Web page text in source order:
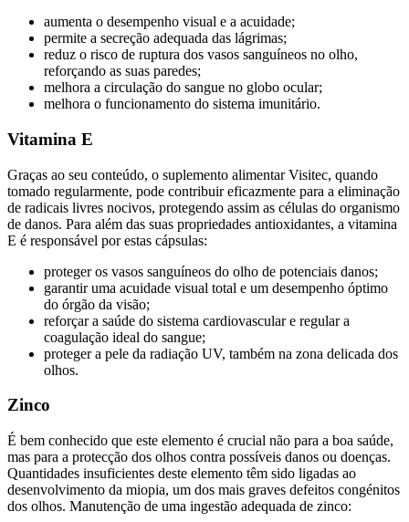
aumenta o desempenho visual e a acuidade;
permite a secreção adequada das lágrimas;
reduz o risco de ruptura dos vasos sanguíneos no olho,
reforçando as suas paredes;
melhora a circulação do sangue no globo ocular;
melhora o funcionamento do sistema imunitário.
Vitamina E
Graças ao seu conteúdo, o suplemento alimentar Visitec, quando
tomado regularmente, pode contribuir eficazmente para a eliminação
de radicais livres nocivos, protegendo assim as células do organismo
de danos. Para além das suas propriedades antioxidantes, a vitamina
E é responsável por estas cápsulas:
proteger os vasos sanguíneos do olho de potenciais danos;
garantir uma acuidade visual total e um desempenho óptimo
do órgão da visão;
reforçar a saúde do sistema cardiovascular e regular a
coagulação ideal do sangue;
proteger a pele da radiação UV, também na zona delicada dos
olhos.
Zinco
É bem conhecido que este elemento é crucial não para a boa saúde,
mas para a protecção dos olhos contra possíveis danos ou doenças.
Quantidades insuficientes deste elemento têm sido ligadas ao
desenvolvimento da miopia, um dos mais graves defeitos congénitos
dos olhos. Manutenção de uma ingestão adequada de zinco: